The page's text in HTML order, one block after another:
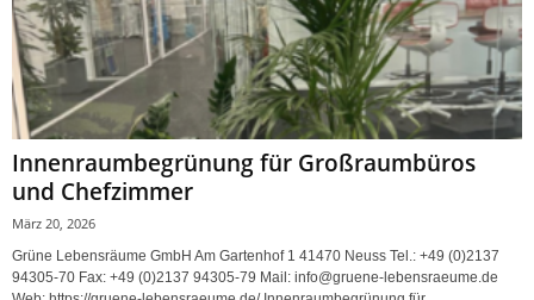
Innenraumbegrünung für Großraumbüros
und Chefzimmer
März 20, 2026
Grüne Lebensräume GmbH Am Gartenhof 1 41470 Neuss Tel.: +49 (0)2137
94305-70 Fax: +49 (0)2137 94305-79 Mail: info@gruene-lebensraeume.de